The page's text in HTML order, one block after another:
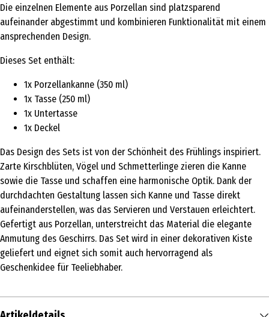
Die einzelnen Elemente aus Porzellan sind platzsparend
aufeinander abgestimmt und kombinieren Funktionalität mit einem
ansprechenden Design.
Dieses Set enthält:
1x Porzellankanne (350 ml)
1x Tasse (250 ml)
1x Untertasse
1x Deckel
Das Design des Sets ist von der Schönheit des Frühlings inspiriert.
Zarte Kirschblüten, Vögel und Schmetterlinge zieren die Kanne
sowie die Tasse und schaffen eine harmonische Optik. Dank der
durchdachten Gestaltung lassen sich Kanne und Tasse direkt
aufeinanderstellen, was das Servieren und Verstauen erleichtert.
Gefertigt aus Porzellan, unterstreicht das Material die elegante
Anmutung des Geschirrs. Das Set wird in einer dekorativen Kiste
geliefert und eignet sich somit auch hervorragend als
Geschenkidee für Teeliebhaber.